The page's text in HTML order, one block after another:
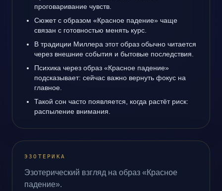
проговаривание чувств.
Сюжет с образом «Красное падение» чаще
связан с готовностью менять курс.
В традиции Миллера этот образ обычно читается
через внешние события и бытовые последствия.
Психика через образ «Красное падение»
подсказывает: сейчас важно вернуть фокус на
главное.
Такой сон часто появляется, когда растёт риск:
распыление внимания.
ЭЗОТЕРИКА
Эзотерический взгляд на образ «Красное
падение».